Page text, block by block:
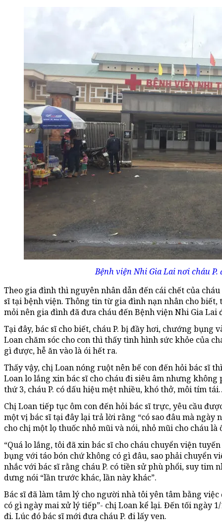
Bệnh viện Nhi Gia Lai nơi cháu
Theo gia đình thì nguyên nhân dẫn đến cái chết của cháu
sĩ tại bệnh viện. Thông tin từ gia đình nạn nhân cho biết,
mỏi nên gia đình đã đưa cháu đến Bệnh viện Nhi Gia Lai
Tại đây, bác sĩ cho biết, cháu P. bị đầy hơi, chướng bụng
Loan chăm sóc cho con thì thấy tình hình sức khỏe của
gì được, hễ ăn vào là ói hết ra.
Thấy vậy, chị Loan nóng ruột nên bế con đến hỏi bác sĩ
Loan lo lắng xin bác sĩ cho cháu đi siêu âm nhưng
thứ 3, cháu P. có dấu hiệu mệt nhiều, khó thở, môi tím
Chị Loan tiếp tục ôm con đến hỏi bác sĩ trực, yêu cầu
một vị bác sĩ tại đây lại trả lời rằng “có sao đâu mà ngày
cho chị một lọ thuốc nhỏ mũi và nói, nhỏ mũi cho cháu là
“Quá lo lắng, tôi đã xin bác sĩ cho cháu chuyển viện
bụng với táo bón chứ không có gì đâu, sao phải chuyển
nhắc với bác sĩ rằng cháu P. có tiền sử phù phổi, suy tim
dưng nói “lần trước khác, lần này khác”.
Bác sĩ đã làm tâm lý cho người nhà tôi yên tâm bằng
có gì ngày mai xử lý tiếp”- chị Loan kể lại. Đến tối ngày
đi. Lúc đó bác sĩ mới đưa cháu P. đi lấy ven.